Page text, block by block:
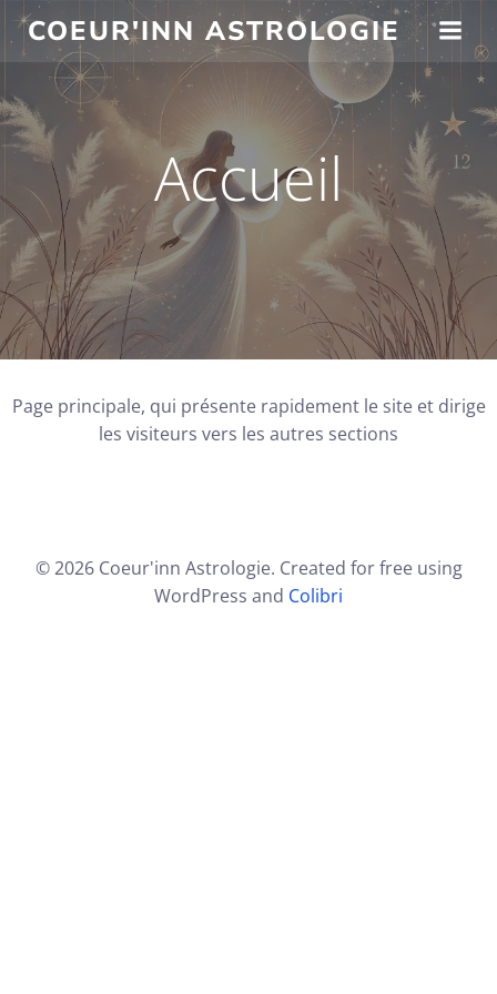
Aller
au
contenu
COEUR'INN ASTROLOGIE
Accueil
Page principale, qui présente rapidement le site et dirige
les visiteurs vers les autres sections
© 2026 Coeur'inn Astrologie. Created for free using
WordPress and Colibri